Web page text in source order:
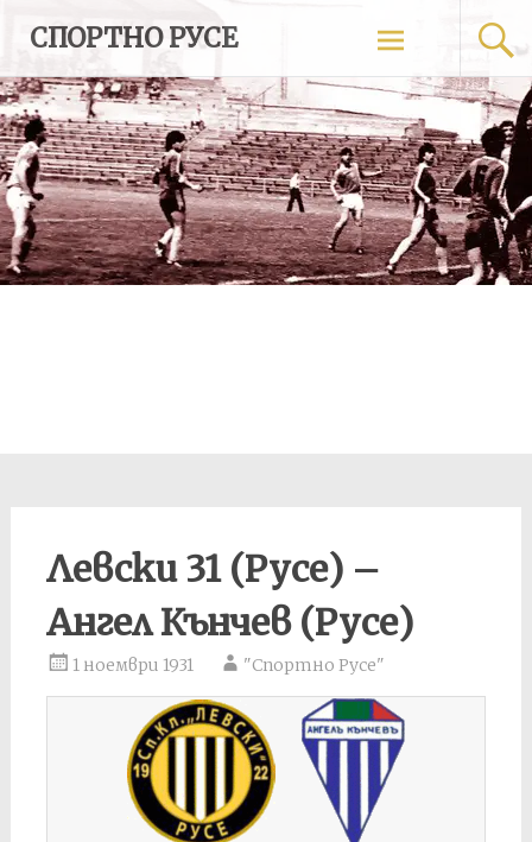
content
СПОРТНО РУСЕ
Левски 31 (Русе) –
Ангел Кънчев (Русе)
1 ноември 1931 "Спортно Русе"